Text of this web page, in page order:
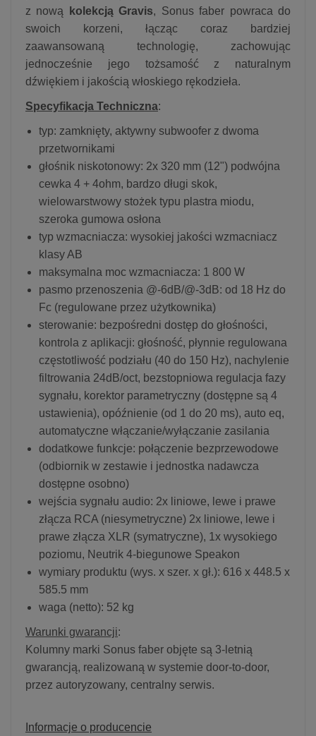
z nową
kolekcją Gravis, Sonus faber powraca do
swoich korzeni, łącząc coraz bardziej
zaawansowaną technologię, zachowując
jednocześnie jego tożsamość z naturalnym
dźwiękiem i jakością włoskiego rękodzieła.
Specyfikacja Techniczna:
typ: zamknięty, aktywny subwoofer z dwoma
przetwornikami
głośnik niskotonowy: 2x 320 mm (12") podwójna
cewka 4 + 4ohm, bardzo długi skok,
wielowarstwowy stożek typu plastra miodu,
szeroka gumowa osłona
typ wzmacniacza: wysokiej jakości wzmacniacz
klasy AB
maksymalna moc wzmacniacza: 1 800 W
pasmo przenoszenia @-6dB/@-3dB: od 18 Hz do
Fc (regulowane przez użytkownika)
sterowanie: bezpośredni dostęp do głośności,
kontrola z aplikacji: głośność, płynnie regulowana
częstotliwość podziału (40 do 150 Hz), nachylenie
filtrowania 24dB/oct, bezstopniowa regulacja fazy
sygnału, korektor parametryczny (dostępne są 4
ustawienia), opóźnienie (od 1 do 20 ms), auto eq,
automatyczne włączanie/wyłączanie zasilania
dodatkowe funkcje: połączenie bezprzewodowe
(odbiornik w zestawie i jednostka nadawcza
dostępne osobno)
wejścia sygnału audio: 2x liniowe, lewe i prawe
złącza RCA (niesymetryczne) 2x liniowe, lewe i
prawe złącza XLR (symatryczne), 1x wysokiego
poziomu, Neutrik 4-biegunowe Speakon
wymiary produktu (wys. x szer. x gł.): 616 x 448.5 x
585.5 mm
waga (netto): 52 kg
Warunki gwarancji:
Kolumny marki Sonus faber objęte są 3-letnią
gwarancją, realizowaną w systemie door-to-door,
przez autoryzowany, centralny serwis.
Informacje o producencie